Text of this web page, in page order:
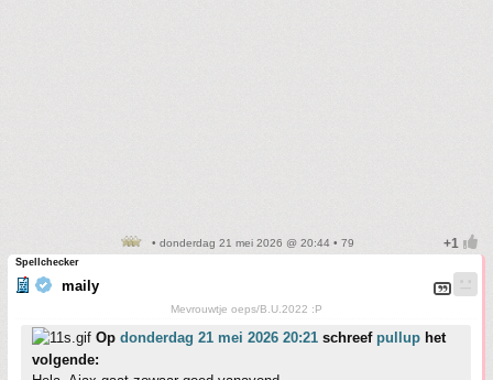
• donderdag 21 mei 2026 @ 20:44 • 79
Spellchecker
maily
Mevrouwtje oeps/B.U.2022 :P
Op donderdag 21 mei 2026 20:21 schreef pullup het
volgende: